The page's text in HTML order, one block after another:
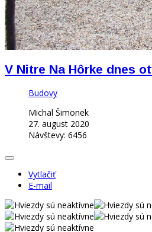
V Nitre Na Hôrke dnes
Budovy
Michal Šimonek
27. august 2020
Návštevy: 6456
Vytlačiť
E-mail